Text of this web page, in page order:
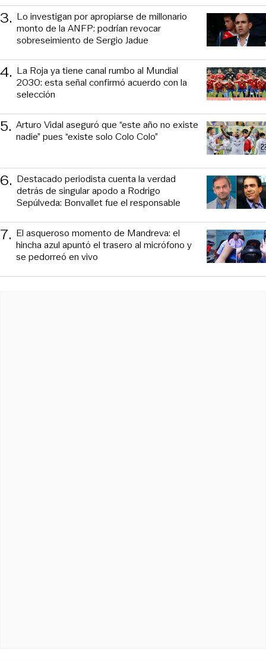
3. Lo investigan por apropiarse de millonario
monto de la ANFP: podrían revocar
sobreseimiento de Sergio Jadue
4. La Roja ya tiene canal rumbo al Mundial
2030: esta señal confirmó acuerdo con la
selección
5. Arturo Vidal aseguró que “este año no existe
nadie” pues “existe solo Colo Colo”
6. Destacado periodista cuenta la verdad
detrás de singular apodo a Rodrigo
Sepúlveda: Bonvallet fue el responsable
7. El asqueroso momento de Mandreva: el
hincha azul apuntó el trasero al micrófono y
se pedorreó en vivo